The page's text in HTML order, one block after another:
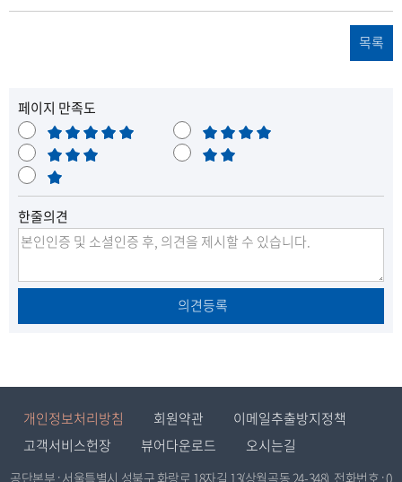
목록
페이지 만족도
매
우
만
족
만
족
보
통
불
매
우
불
만
한줄의견
의견등록
개인정보처리방침 회원약관
이메일추출방지정책
고객서비스헌장
뷰어다운로드 오시는길
공단본부 : 서울특별시 성북구 화랑로 18자길 13(상월곡동 24-348), 전화번호 : 0